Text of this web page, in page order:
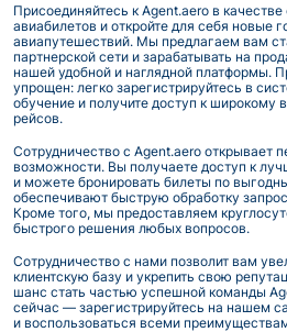
Присоединяйтесь к Agent.aero в
авиабилетов и откройте для себя новые
авиапутешествий. Мы предлагаем вам
партнерской сети и зарабатывать на
нашей удобной и наглядной платформы.
упрощен: легко зарегистрируйтесь в
обучение и получите доступ к широкому
рейсов.
Сотрудничество с Agent.aero открывает
возможности. Вы получаете доступ к
и можете бронировать билеты по
обеспечивают быструю обработку
Кроме того, мы предоставляем
быстрого решения любых вопросов.
Сотрудничество с нами позволит вам
клиентскую базу и укрепить свою
шанс стать частью успешной команды
сейчас — зарегистрируйтесь на нашем
и воспользоваться всеми